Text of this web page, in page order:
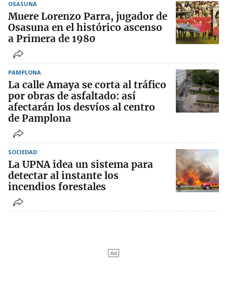
OSASUNA
Muere Lorenzo Parra, jugador de
Osasuna en el histórico ascenso
a Primera de 1980
PAMPLONA
La calle Amaya se corta al tráfico
por obras de asfaltado: así
afectarán los desvíos al centro
de Pamplona
SOCIEDAD
La UPNA idea un sistema para
detectar al instante los
incendios forestales